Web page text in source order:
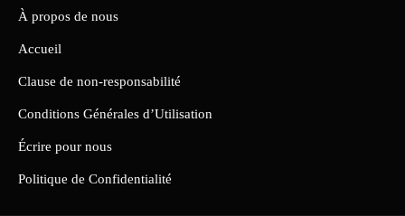
À propos de nous
Accueil
Clause de non-responsabilité
Conditions Générales d’Utilisation
Écrire pour nous
Politique de Confidentialité